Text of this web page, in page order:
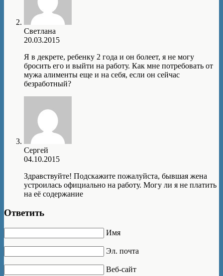
Светлана
20.03.2015
Я в декрете, ребенку 2 года и он болеет, я не могу
бросить его и выйти на работу. Как мне потребовать от
мужа алименты еще и на себя, если он сейчас
безработный?
Сергей
04.10.2015
Здравствуйте! Подскажите пожалуйста, бывшая жена
устроилась официально на работу. Могу ли я не платить
на её содержание
Ответить
Имя
Эл. почта
Веб-сайт